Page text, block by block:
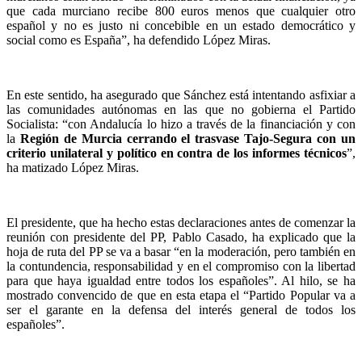
que cada murciano recibe 800 euros menos que cualquier otro
español y no es justo ni concebible en un estado democrático y
social como es España”, ha defendido López Miras.
En este sentido, ha asegurado que Sánchez está intentando asfixiar a
las comunidades autónomas en las que no gobierna el Partido
Socialista: “con Andalucía lo hizo a través de la financiación y con
la Región de Murcia cerrando el trasvase Tajo-Segura con un
criterio unilateral y político en contra de los informes técnicos”,
ha matizado López Miras.
El presidente, que ha hecho estas declaraciones antes de comenzar la
reunión con presidente del PP, Pablo Casado, ha explicado que la
hoja de ruta del PP se va a basar “en la moderación, pero también en
la contundencia, responsabilidad y en el compromiso con la libertad
para que haya igualdad entre todos los españoles”. Al hilo, se ha
mostrado convencido de que en esta etapa el “Partido Popular va a
ser el garante en la defensa del interés general de todos los
españoles”.